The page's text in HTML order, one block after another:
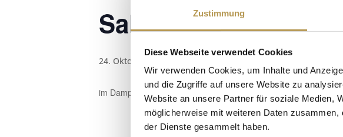
Zustimmung
Diese Webseite verwendet Cookies
Wir verwenden Cookies, um Inhalte und
und die Zugriffe auf unsere Website zu
Website an unsere Partner für soziale Medien,
möglicherweise mit weiteren Daten
der Dienste gesammelt haben.
Salzpeeling mit
24. Oktober 2025, 16:45
im Dampfbad, Anmeldung erforderlich!
Zum Kalender